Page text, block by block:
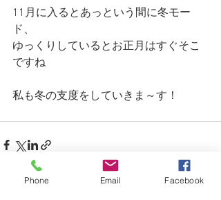
11月に入るとあっという間に冬モー
ド、
ゆっくりしているとお正月はすぐそこ
ですね
私も冬の支度をしていきま～す！
Phone Email Facebook